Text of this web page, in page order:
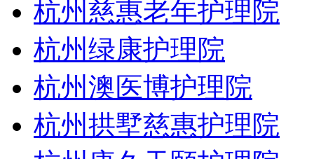
杭州慈惠老年护理院
杭州绿康护理院
杭州澳医博护理院
杭州拱墅慈惠护理院